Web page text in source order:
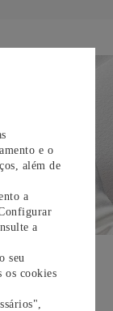
e o
além de
a
a
seu
os cookies
são
e oferecem a